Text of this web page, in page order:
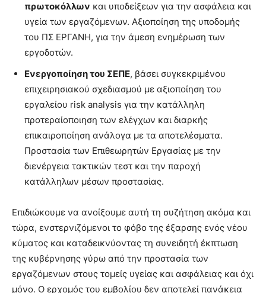
πρωτοκόλλων και υποδείξεων για την ασφάλεια και
υγεία των εργαζόμενων. Αξιοποίηση της υποδομής
του ΠΣ ΕΡΓΑΝΗ, για την άμεση ενημέρωση των
εργοδοτών.
Ενεργοποίηση του ΣΕΠΕ, βάσει συγκεκριμένου
επιχειρησιακού σχεδιασμού με αξιοποίηση του
εργαλείου risk analysis για την κατάλληλη
προτεραίοποιηση των ελέγχων και διαρκής
επικαιροποίηση ανάλογα με τα αποτελέσματα.
Προστασία των Επιθεωρητών Εργασίας με την
διενέργεια τακτικών τεστ και την παροχή
κατάλληλων μέσων προστασίας.
Επιδιώκουμε να ανοίξουμε αυτή τη συζήτηση ακόμα και
τώρα, ενστερνιζόμενοι το φόβο της έξαρσης ενός νέου
κύματος και καταδεικνύοντας τη συνειδητή έκπτωση
της κυβέρνησης γύρω από την προστασία των
εργαζόμενων στους τομείς υγείας και ασφάλειας και όχι
μόνο. Ο ερχομός του εμβολίου δεν αποτελεί πανάκεια